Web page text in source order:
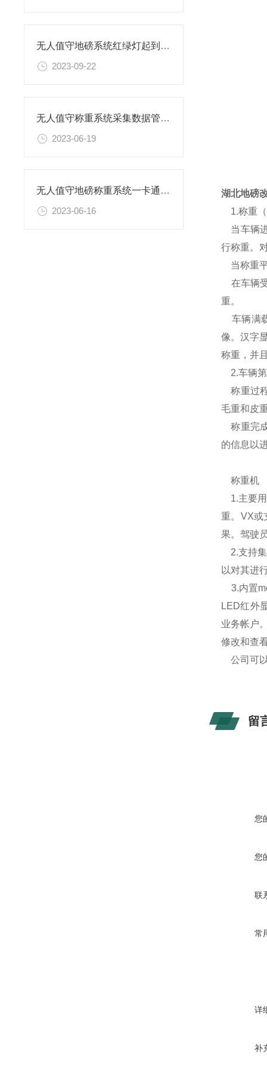
无人值守地磅系统红绿灯起到什么作用
2023-09-22
无人值守称重系统采集数据管理防控作假提高过磅效率
2023-06-19
无人值守地磅称重系统一卡通流程
2023-06-16
湖北地磅
1.称重
当车辆
行称重。
当称重
在车辆
重。
车辆满
像。汉字
称重，并
2.车辆第
称重过
毛重和皮
称重完
的信息以
称重机
1.主要用
重。VX或
果。驾驶
2.支持集
以对其进
3.内置
LED红外
业务帐户
修改和查
公司可
留
您
您
联
常
详
补